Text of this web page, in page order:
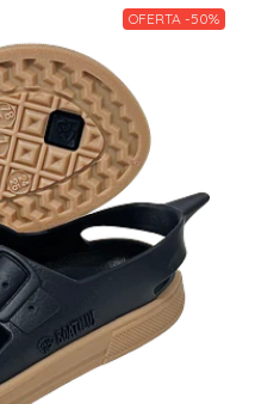
OFERTA -50%